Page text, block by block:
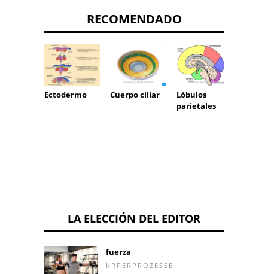
RECOMENDADO
Ectodermo Cuerpo ciliar
Lóbulos
parietales
LA ELECCIÓN DEL EDITOR
fuerza
KRPERPROZESSE